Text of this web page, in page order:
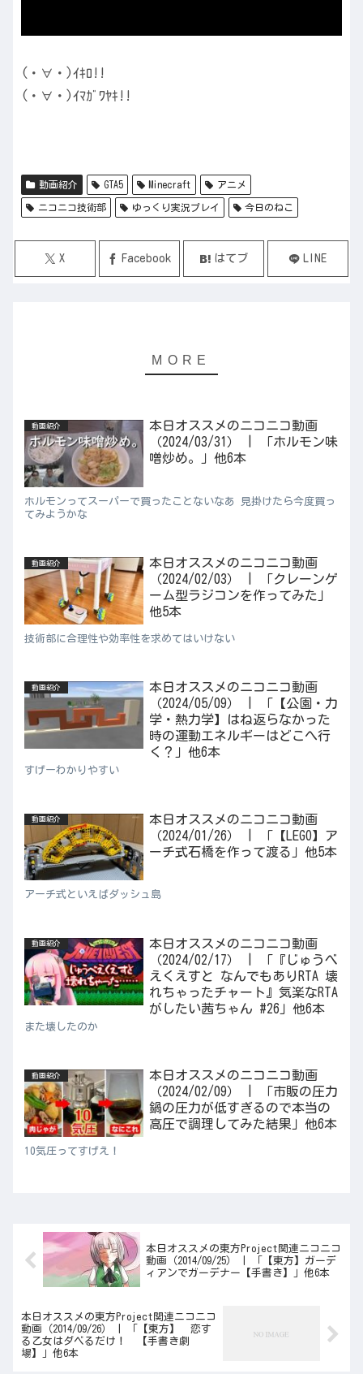
(・∀・)ｲｷﾛ!!
(・∀・)ｲﾏｶﾞﾜﾔｷ!!
動画紹介 GTA5 Minecraft アニメ
ニコニコ技術部 ゆっくり実況プレイ 今日のねこ
X Facebook はてブ LINE
動画紹介
本日オススメのニコニコ動画
（2024/03/31） | 「ホルモン味
噌炒め。」他6本
ホルモンってスーパーで買ったことないなあ 見掛けたら今度買っ
てみようかな
動画紹介
本日オススメのニコニコ動画
（2024/02/03） | 「クレーンゲ
ーム型ラジコンを作ってみた」
他5本
技術部に合理性や効率性を求めてはいけない
動画紹介
本日オススメのニコニコ動画
（2024/05/09） | 「【公園・力
学・熱力学】はね返らなかった
時の運動エネルギーはどこへ行
く？」他6本
すげーわかりやすい
動画紹介
本日オススメのニコニコ動画
（2024/01/26） | 「【LEGO】ア
ーチ式石橋を作って渡る」他5本
アーチ式といえばダッシュ島
動画紹介
本日オススメのニコニコ動画
（2024/02/17） | 「『じゅうべ
えくえすと なんでもありRTA 壊
れちゃったチャート』気楽なRTA
がしたい茜ちゃん #26」他6本
また壊したのか
動画紹介
本日オススメのニコニコ動画
（2024/02/09） | 「市販の圧力
鍋の圧力が低すぎるので本当の
高圧で調理してみた結果」他6本
10気圧ってすげえ！
本日オススメの東方Project関連ニコニコ
動画（2014/09/25） | 「【東方】ガーデ
ィアンでガーデナー【手書き】」他6本
本日オススメの東方Project関連ニコニコ
動画（2014/09/26） | 「【東方】 恋す
る乙女はダベるだけ！ 【手書き劇
場】」他6本